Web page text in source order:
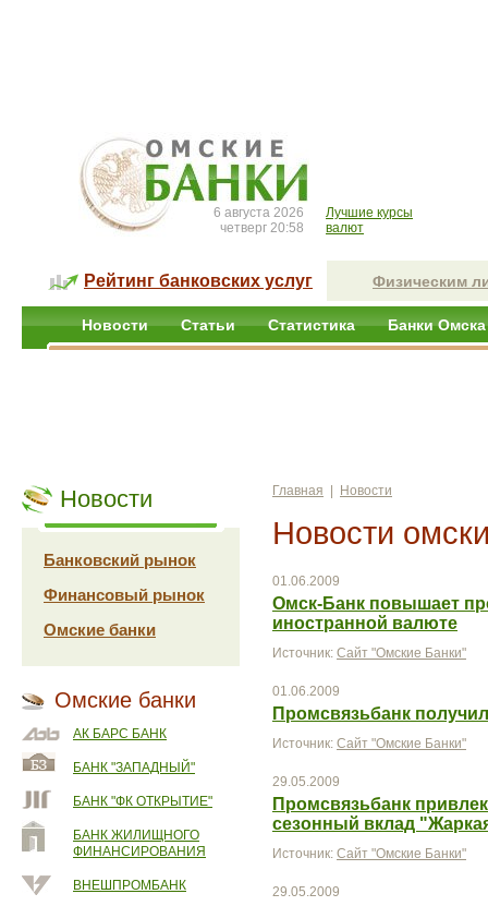
6 августа 2026
четверг 20:58
Лучшие курсы
валют
Рейтинг банковских услуг Физическим
Новости Статьи Статистика Банки Омска
Новости
Банковский рынок
Финансовый рынок
Омские банки
Омские банки
АК БАРС БАНК
БАНК "ЗАПАДНЫЙ"
БАНК "ФК ОТКРЫТИЕ"
БАНК ЖИЛИЩНОГО
ФИНАНСИРОВАНИЯ
ВНЕШПРОМБАНК
Главная Новости
Новости
01.06.2009
Омск-Банк повышает
иностранной валюте
Источник: Сайт "Омские Банки"
01.06.2009
Промсвязьбанк
Источник: Сайт "Омские Банки"
29.05.2009
Промсвязьбанк
сезонный вклад
Источник: Сайт "Омские Банки"
29.05.2009